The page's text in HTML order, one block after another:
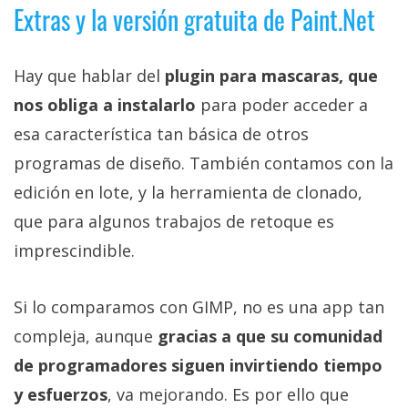
Extras y la versión gratuita de Paint.Net
Hay que hablar del plugin para mascaras, que
nos obliga a instalarlo para poder acceder a
esa característica tan básica de otros
programas de diseño. También contamos con la
edición en lote, y la herramienta de clonado,
que para algunos trabajos de retoque es
imprescindible.
Si lo comparamos con GIMP, no es una app tan
compleja, aunque gracias a que su comunidad
de programadores siguen invirtiendo tiempo
y esfuerzos, va mejorando. Es por ello que